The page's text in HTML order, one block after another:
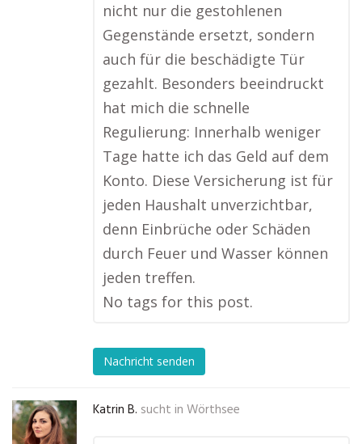
nicht nur die gestohlenen
Gegenstände ersetzt, sondern
auch für die beschädigte Tür
gezahlt. Besonders beeindruckt
hat mich die schnelle
Regulierung: Innerhalb weniger
Tage hatte ich das Geld auf dem
Konto. Diese Versicherung ist für
jeden Haushalt unverzichtbar,
denn Einbrüche oder Schäden
durch Feuer und Wasser können
jeden treffen.
No tags for this post.
Nachricht senden
Katrin B. sucht in Wörthsee